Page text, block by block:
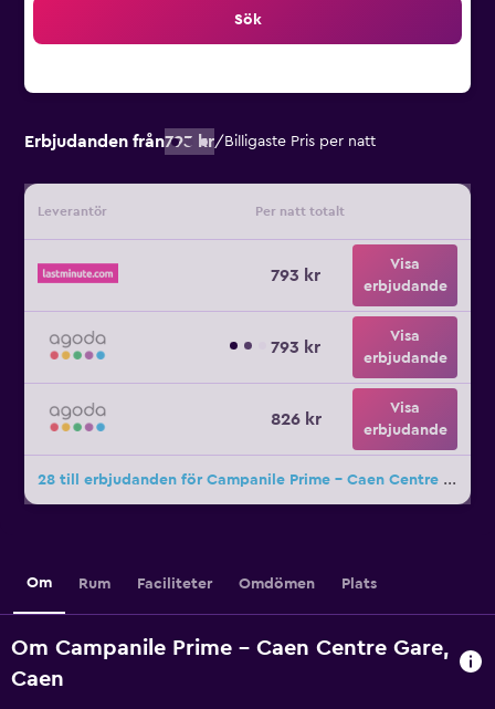
Sök
Erbjudanden från793 kr/ Billigaste Pris per natt
Leverantör Per natt totalt
793 kr
Visa
erbjudande
793 kr
Visa
erbjudande
826 kr
Visa
erbjudande
28 till erbjudanden för Campanile Prime - Caen Centre Gare
Om Rum Faciliteter Omdömen Plats
Om Campanile Prime - Caen Centre Gare,
Caen